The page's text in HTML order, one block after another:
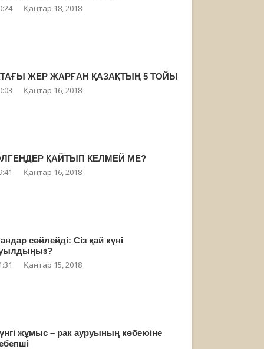
Қаңтар 18, 2018
ЖЕР ЖАРҒАН ҚАЗАҚТЫҢ 5 ТОЙЫ
Қаңтар 16, 2018
ҚАЙТЫП КЕЛМЕЙ МЕ?
Қаңтар 16, 2018
сөйлейді: Сіз қай күні
Қаңтар 15, 2018
жұмыс – рак ауруының көбеюіне